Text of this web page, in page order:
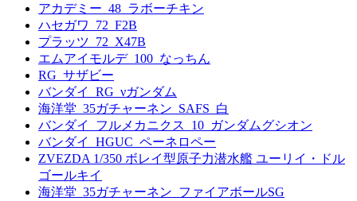
アカデミー_48_ラボーチキン
ハセガワ_72_F2B
プラッツ_72_X47B
エムアイモルデ_100_なっちん
RG_サザビー
バンダイ_RG_νガンダム
海洋堂_35ガチャーネン_SAFS_白
バンダイ_フルメカニクス_10_ガンダムグシオン
バンダイ_HGUC_ペーネロペー
ZVEZDA 1/350 ボレイ型原子力潜水艦 ユーリイ・ドル
ゴールキイ
海洋堂_35ガチャーネン_ファイアボールSG